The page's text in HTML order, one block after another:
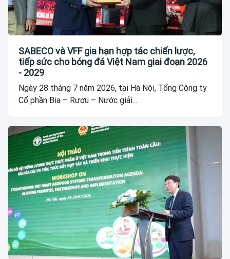
SABECO và VFF gia hạn hợp tác chiến lược,
tiếp sức cho bóng đá Việt Nam giai đoạn 2026
- 2029
Ngày 28 tháng 7 năm 2026, tại Hà Nội, Tổng Công ty
Cổ phần Bia – Rượu – Nước giải...